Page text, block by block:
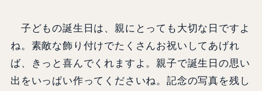
子どもの誕生日は、親にとっても大切な日ですよ
ね。素敵な飾り付けでたくさんお祝いしてあげれ
ば、きっと喜んでくれますよ。親子で誕生日の思い
出をいっぱい作ってくださいね。記念の写真を残し